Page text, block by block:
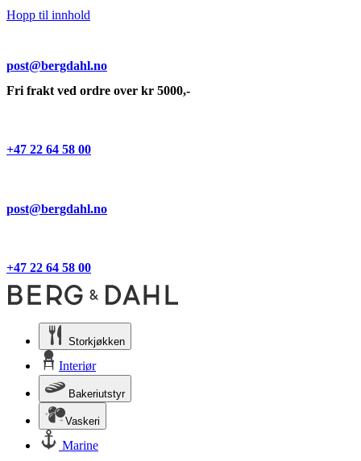
Hopp til innhold
post@bergdahl.no
Fri frakt ved ordre over kr 5000,-
+47 22 64 58 00
post@bergdahl.no
+47 22 64 58 00
Storkjøkken
Interiør
Bakeriutstyr
Vaskeri
Marine